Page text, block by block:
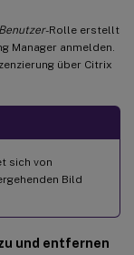
Benutzer-Rolle erstellt
Manager anmelden.
über Citrix
sich von
Bild
und entfernen